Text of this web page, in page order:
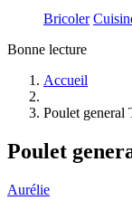
Bricoler
Bonne lecture
Accueil
Poulet general
Poulet
Aurélie